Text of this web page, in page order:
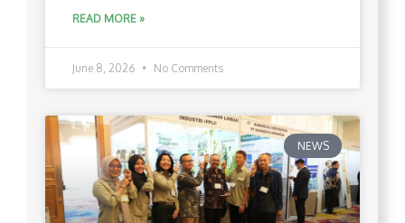
READ MORE »
June 8, 2026 No Comments
NEWS